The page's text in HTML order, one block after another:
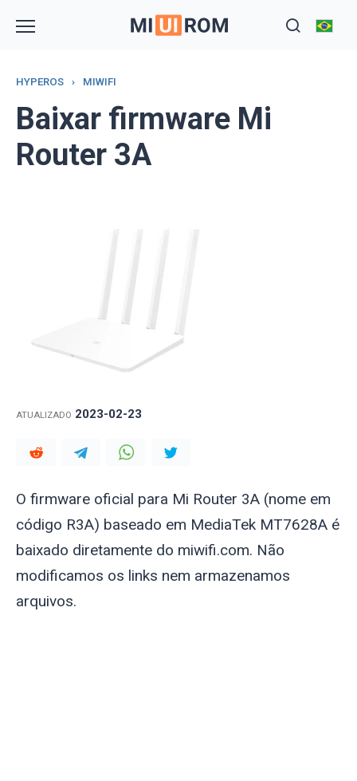
HYPEROS › MIWIFI
Baixar firmware Mi
Router 3A
ATUALIZADO 2023-02-23
O firmware oficial para Mi Router 3A (nome em
código R3A) baseado em MediaTek MT7628A é
baixado diretamente do miwifi.com. Não
modificamos os links nem armazenamos
arquivos.